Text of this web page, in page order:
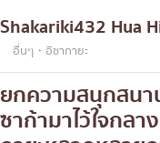
Shakariki432 Hua
อื่นๆ・อิซากายะ
ยกความสนุกสนา
ซาก้ามาไว้ใจกล